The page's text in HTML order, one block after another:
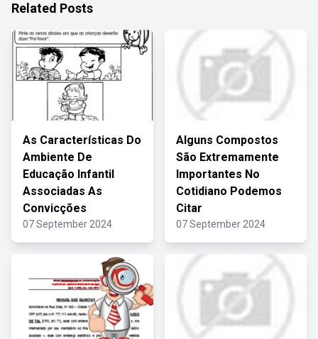
Related Posts
As Características Do
Ambiente De
Educação Infantil
Associadas As
Convicções
07 September 2024
Alguns Compostos
São Extremamente
Importantes No
Cotidiano Podemos
Citar
07 September 2024